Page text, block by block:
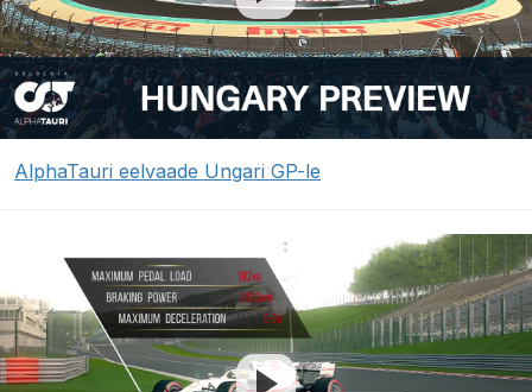
AlphaTauri eelvaade Ungari GP-le